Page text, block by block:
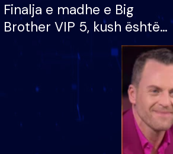
Finalja e madhe e Big
Brother VIP 5, kush është
banori i parë që lë shtëpinë
dhe humb mundësinë për
të fituar çmimin e madh